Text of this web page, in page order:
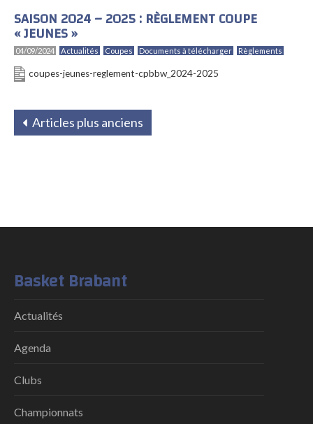
SAISON 2024 – 2025 : RÈGLEMENT COUPE
« JEUNES »
04/09/2024 Actualités Coupes Documents à télécharger Règlements
coupes-jeunes-reglement-cpbbw_2024-2025
Articles plus anciens
Basket Brabant
Actualités
Agenda
Clubs
Championnats